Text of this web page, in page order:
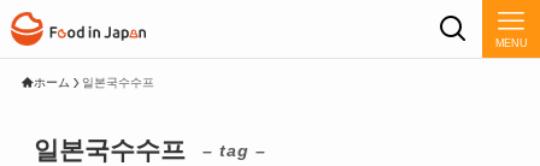
MENU
ホーム 일본국수수프
일본국수수프 – tag –